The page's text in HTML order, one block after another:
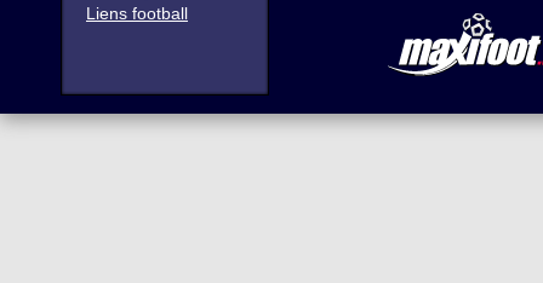
Liens football